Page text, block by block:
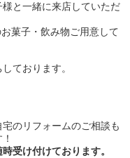
様と一緒に来店していただ
菓子・飲み物ご用意して
ております。
のリフォームのご相談も
受け付けております。